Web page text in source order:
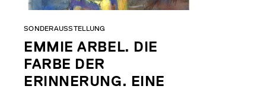
EMMIE ARBEL. DIE
FARBE DER
ERINNERUNG. EINE
SONDERAUSSTELLUNG